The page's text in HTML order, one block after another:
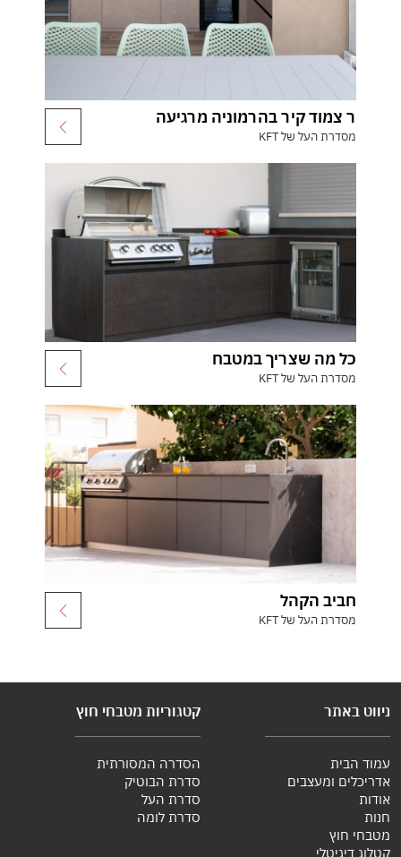
ר צמוד קיר בהרמוניה מרגיעה
מסדרת העל של KFT
כל מה שצריך במטבח
מסדרת העל של KFT
חביב הקהל
מסדרת העל של KFT
ניווט באתר
עמוד הבית
אדריכלים ומעצבים
אודות
חנות
מטבחי חוץ
קטלוג דיגיטלי
קטגוריות מטבחי חוץ
הסדרה המסורתית
סדרת הבוטיק
סדרת העל
סדרת לומה